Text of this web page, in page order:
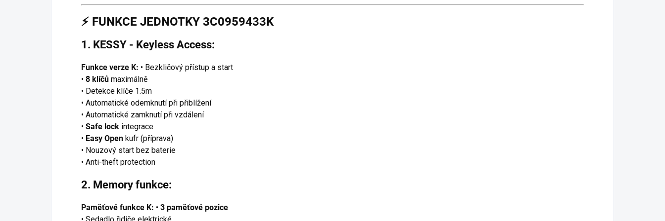
⚡ FUNKCE JEDNOTKY 3C0959433K
1. KESSY - Keyless Access:
Funkce verze K: • Bezkličový přístup a start
• 8 klíčů maximálně
• Detekce klíče 1.5m
• Automatické odemknutí při přiblížení
• Automatické zamknutí při vzdálení
• Safe lock integrace
• Easy Open kufr (příprava)
• Nouzový start bez baterie
• Anti-theft protection
2. Memory funkce:
Paměťové funkce K: • 3 paměťové pozice